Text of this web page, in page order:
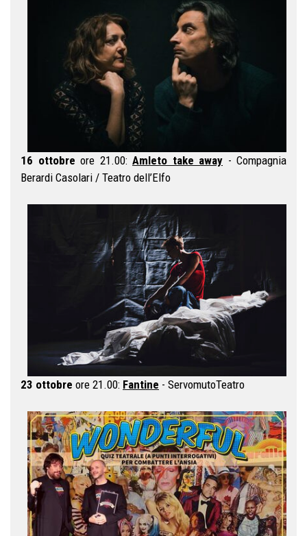
16 ottobre ore 21.00: Amleto take away - Compagnia
Berardi Casolari / Teatro dell’Elfo
23 ottobre ore 21.00: Fantine - ServomutoTeatro